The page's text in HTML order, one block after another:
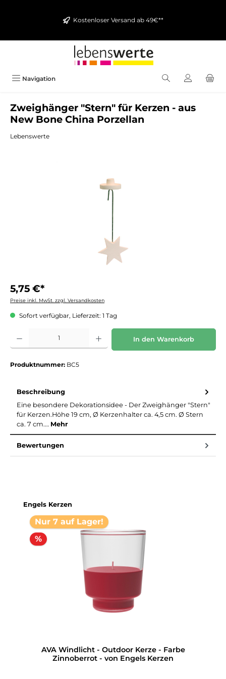
Kostenloser Versand ab 49€**
Navigation
Zweighänger "Stern" für Kerzen - aus
New Bone China Porzellan
Lebenswerte
5,75 €*
Preise inkl. MwSt. zzgl. Versandkosten
Sofort verfügbar, Lieferzeit: 1 Tag
Produkt Anzahl: Gib den gewünschten Wert ein oder benutze die Schaltflächen um
In den Warenkorb
Produktnummer: BC5
Beschreibung
Eine besondere Dekorationsidee - Der Zweighänger "Stern"
für Kerzen.Höhe 19 cm, Ø Kerzenhalter ca. 4,5 cm. Ø Stern
ca. 7 cm.… Mehr
Bewertungen
Produktgalerie überspringen
Engels Kerzen
Nur 7 auf Lager!
%
AVA Windlicht - Outdoor Kerze - Farbe
Zinnoberrot - von Engels Kerzen